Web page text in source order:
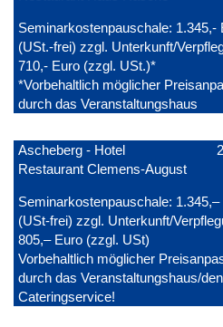
Seminarkostenpauschale: 1.345,-
(USt.-frei) zzgl. Unterkunft/
710,- Euro (zzgl. USt.)*
*Vorbehaltlich möglicher
durch das Veranstaltungshaus
Ascheberg - Hotel
Restaurant Clemens-August
Seminarkostenpauschale: 1.345,–
(USt-frei) zzgl. Unterkunft/
805,– Euro (zzgl. USt)
Vorbehaltlich möglicher
durch das Veranstaltungshaus/den
Cateringservice!